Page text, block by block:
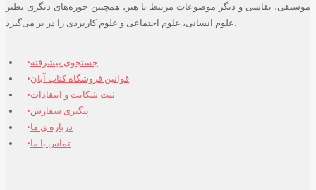
موسیقی، نقاشی و دیگر موضوعات مرتبط با هنر، همچنین حوزه‌های دیگری نظیر
جستجوی پیشرفته
قوانین فروشگاه کتاب آبان
ثبت شکایت و انتقادات
پیگیری سفارش
درباره ی ما
تماس با ما